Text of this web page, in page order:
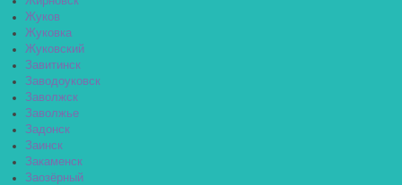
Жуков
Жуковка
Жуковский
Завитинск
Заводоуковск
Заволжск
Заволжье
Задонск
Заинск
Закаменск
Заозёрный